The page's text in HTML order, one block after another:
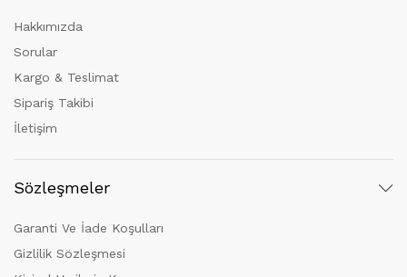
Hakkımızda
Sorular
Kargo & Teslimat
Sipariş Takibi
İletişim
Sözleşmeler
Garanti Ve İade Koşulları
Gizlilik Sözleşmesi